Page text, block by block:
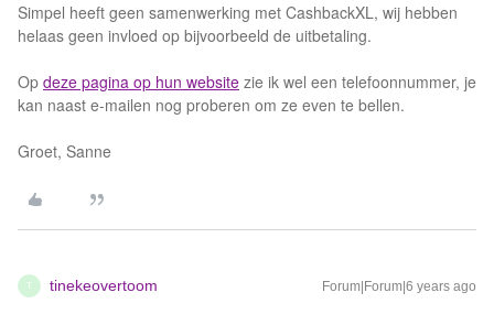
Simpel heeft geen samenwerking met CashbackXL, wij hebben
helaas geen invloed op bijvoorbeeld de uitbetaling.
Op deze pagina op hun website zie ik wel een telefoonnummer, je
kan naast e-mailen nog proberen om ze even te bellen.
Groet, Sanne
T tinekeovertoom Forum|Forum|6 years ago